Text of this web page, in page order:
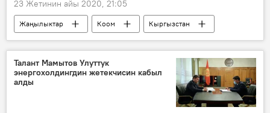
23 Жетинин айы 2020, 21:05
Жаңылыктар Коом
Кыргызстан
аба ырайы
ноябрь
Талант Мамытов Улуттук
энергохолдингдин жетекчисин кабыл
алды